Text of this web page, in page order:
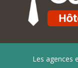
Les agences